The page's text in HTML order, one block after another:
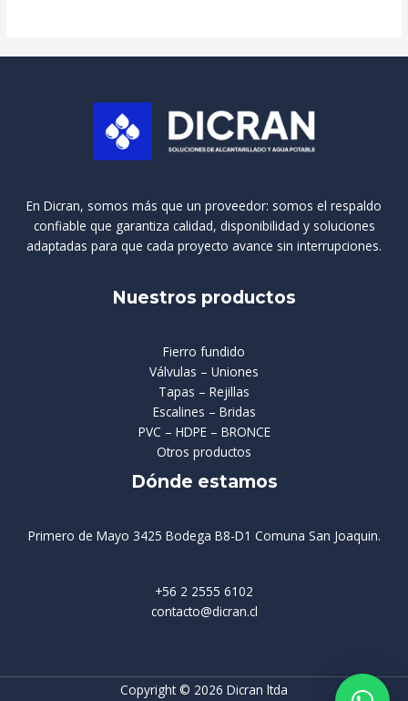
En Dicran, somos más que un proveedor: somos el respaldo
confiable que garantiza calidad, disponibilidad y soluciones
adaptadas para que cada proyecto avance sin interrupciones.
Nuestros productos
Fierro fundido
Válvulas – Uniones
Tapas – Rejillas
Escalines – Bridas
PVC – HDPE – BRONCE
Otros productos
Dónde estamos
Primero de Mayo 3425 Bodega B8-D1 Comuna San Joaquin.
+56 2 2555 6102
contacto@dicran.cl
Copyright © 2026 Dicran ltda